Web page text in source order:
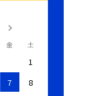
金 土
1
7
8